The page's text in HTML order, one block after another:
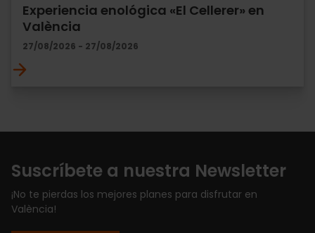
Experiencia enológica «El Cellerer» en
València
27/08/2026 - 27/08/2026
Suscríbete a nuestra Newsletter
¡No te pierdas los mejores planes para disfrutar en
València!